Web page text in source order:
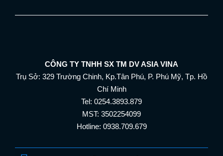
CÔNG TY TNHH SX TM DV ASIA VINA
Trụ Sở: 329 Trường Chinh, Kp.Tân Phú, P. Phú Mỹ, Tp. Hồ
Chí Minh
Tel: 0254.3893.879
MST: 3502254099
Hotline: 0938.709.679